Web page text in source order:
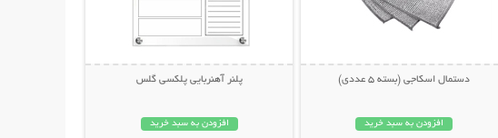
دستمال اسکاجی (بسته 5 عددی)
افزودن به سبد خرید
پلنر آهنربایی پلکسی گلس
افزودن به سبد خرید